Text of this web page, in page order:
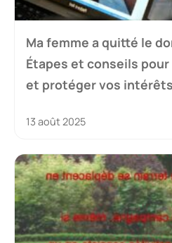
Ma femme a quitté le
Étapes et conseils
et protéger vos intérêts
13 août 2025